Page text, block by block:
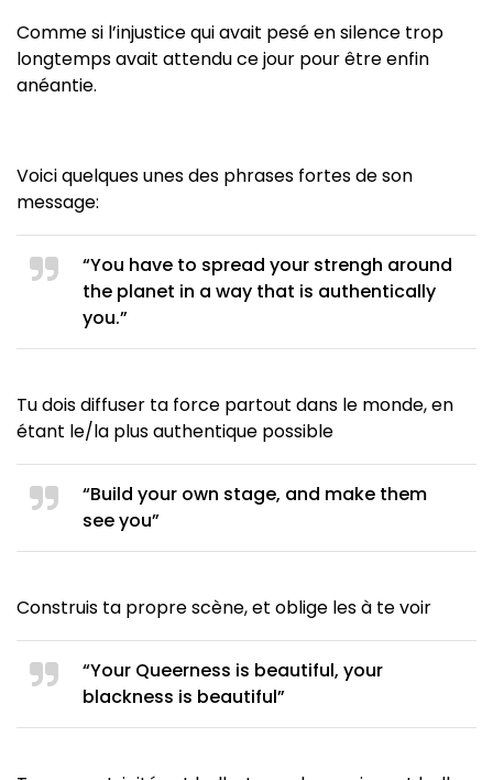
Comme si l’injustice qui avait pesé en silence trop
longtemps avait attendu ce jour pour être enfin
anéantie.
Voici quelques unes des phrases fortes de son
message:
“You have to spread your strengh around
the planet in a way that is authentically
you.”
Tu dois diffuser ta force partout dans le monde, en
étant le/la plus authentique possible
“Build your own stage, and make them
see you”
Construis ta propre scène, et oblige les à te voir
“Your Queerness is beautiful, your
blackness is beautiful”